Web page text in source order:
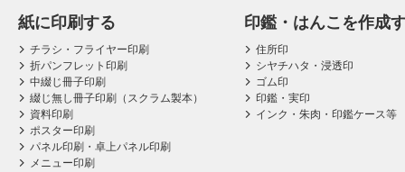
紙に印刷する
チラシ・フライヤー印刷
折パンフレット印刷
中綴じ冊子印刷
綴じ無し冊子印刷（スクラム製本）
資料印刷
ポスター印刷
パネル印刷・卓上パネル印刷
メニュー印刷
印鑑・はんこを作成
住所印
シヤチハタ・浸透印
ゴム印
印鑑・実印
インク・朱肉・印鑑ケース等